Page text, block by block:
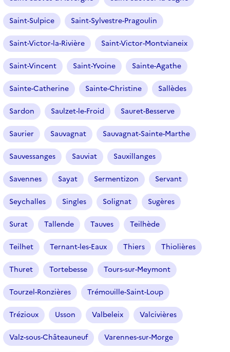
Saint-Sulpice Saint-Sylvestre-Pragoulin
Saint-Victor-la-Rivière Saint-Victor-Montvianeix
Saint-Vincent Saint-Yvoine Sainte-Agathe
Sainte-Catherine Sainte-Christine Sallèdes
Sardon Saulzet-le-Froid Sauret-Besserve
Saurier Sauvagnat Sauvagnat-Sainte-Marthe
Sauvessanges Sauviat Sauxillanges
Savennes Sayat Sermentizon Servant
Seychalles Singles Solignat Sugères
Surat Tallende Tauves Teilhède
Teilhet Ternant-les-Eaux Thiers Thiolières
Thuret Tortebesse Tours-sur-Meymont
Tourzel-Ronzières Trémouille-Saint-Loup
Trézioux Usson Valbeleix Valcivières
Valz-sous-Châteauneuf Varennes-sur-Morge